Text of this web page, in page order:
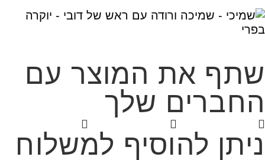
שתף את המוצר עם
החברים שלך
ניתן להוסיף למשלוח